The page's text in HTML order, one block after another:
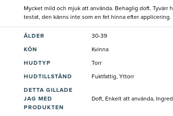
Mycket mild och mjuk att använda. Behaglig doft. Tyvärr
testat, den känns inte som en fet hinna efter applicering.
ÅLDER 30-39
KÖN Kvinna
HUDTYP Torr
HUDTILLSTÅND Fuktfattig, Yttorr
DETTA GILLADE
JAG MED
PRODUKTEN
Doft, Enkelt att använda,